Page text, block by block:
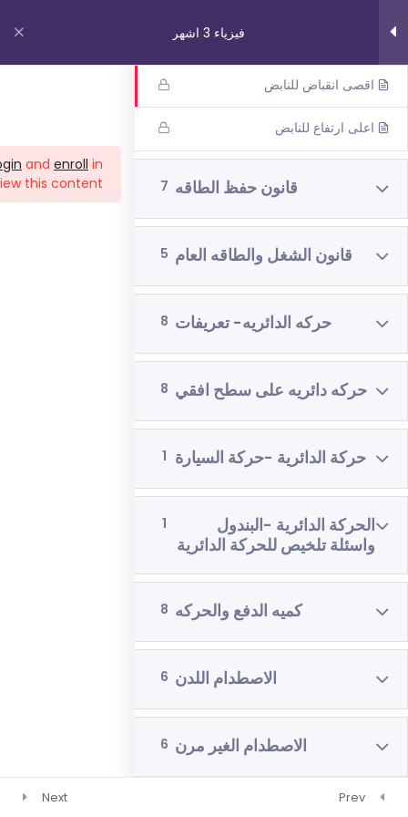
فيزياء 3 اشهر
اقصى انقباض للنابض
اعلى ارتفاع للنابض
قانون حفظ الطاقه 7
قانون الشغل والطاقه العام 5
حركه الدائريه- تعريفات 8
حركه دائريه على سطح افقي 8
حركة الدائرية -حركة السيارة 1
الحركة الدائرية -البندول
واسئلة تلخيص للحركة الدائرية
1
كميه الدفع والحركه 8
الاصطدام اللدن 6
الاصطدام الغير مرن 6
and enroll in
this content!
Prev
Next
روابط مهمة
شروط الاستخدام
دوراتنا
رياضيات 5 وحدات 3 اشهر
رياضيات 4 وحدات 3 اشهر
فيزياء 3 اشهر